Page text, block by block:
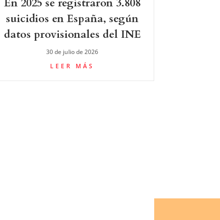
En 2025 se registraron 3.808
suicidios en España, según
datos provisionales del INE
30 de julio de 2026
LEER MÁS